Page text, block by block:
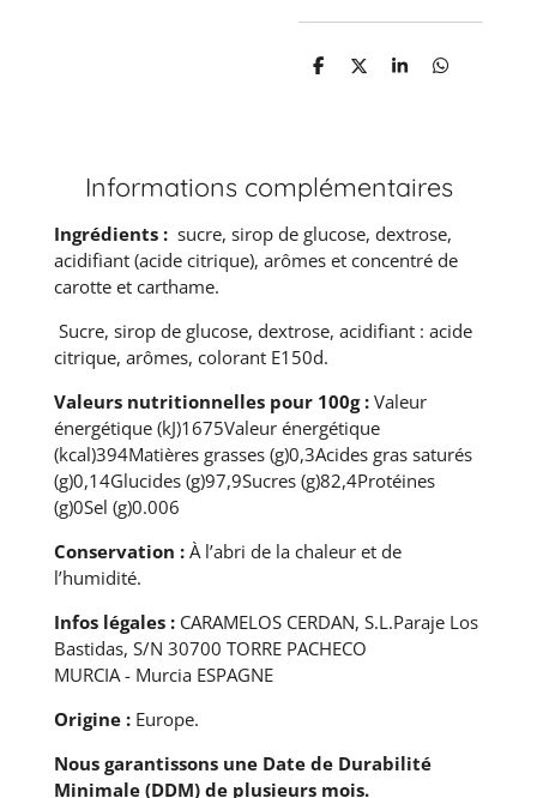
P
e
r
P
e
r
P
e
r
P
e
r
Informations complémentaires
Ingrédients : sucre, sirop de glucose, dextrose,
acidifiant (acide citrique), arômes et concentré de
carotte et carthame.
Sucre, sirop de glucose, dextrose, acidifiant : acide
citrique, arômes, colorant E150d.
Valeurs nutritionnelles pour 100g : Valeur
énergétique (kJ)1675Valeur énergétique
(kcal)394Matières grasses (g)0,3Acides gras saturés
(g)0,14Glucides (g)97,9Sucres (g)82,4Protéines
(g)0Sel (g)0.006
Conservation :À l’abri de la chaleur et de
l’humidité.
Infos légales :CARAMELOS CERDAN, S.L.Paraje Los
Bastidas, S/N 30700 TORRE PACHECO
MURCIA - Murcia ESPAGNE
Origine :Europe.
Nous garantissons une Date de Durabilité
Minimale (DDM) de plusieurs mois.